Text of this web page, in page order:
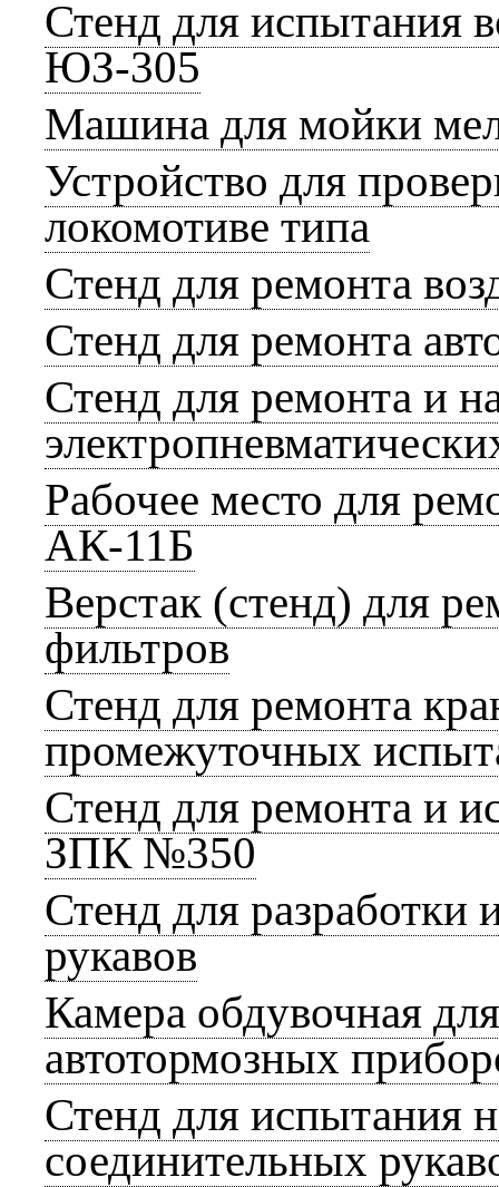
Стенд для испытания
ЮЗ-305
Машина для мойки
Устройство для
локомотиве типа
Стенд для ремонта
Стенд для ремонта
Стенд для ремонта и
Рабочее место для
АК-11Б
Верстак (стенд) для
фильтров
Стенд для ремонта
промежуточных
Стенд для ремонта и
ЗПК №350
Стенд для разработки
рукавов
Камера обдувочная
автотормозных
Стенд для испытания
соединительных